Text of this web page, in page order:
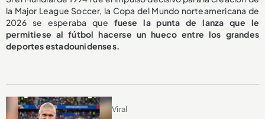
la Major League Soccer, la Copa del Mundo norteamericana de
2026 se esperaba que fuese la punta de lanza que le
permitiese al fútbol hacerse un hueco entre los grandes
deportes estadounidenses.
Viral